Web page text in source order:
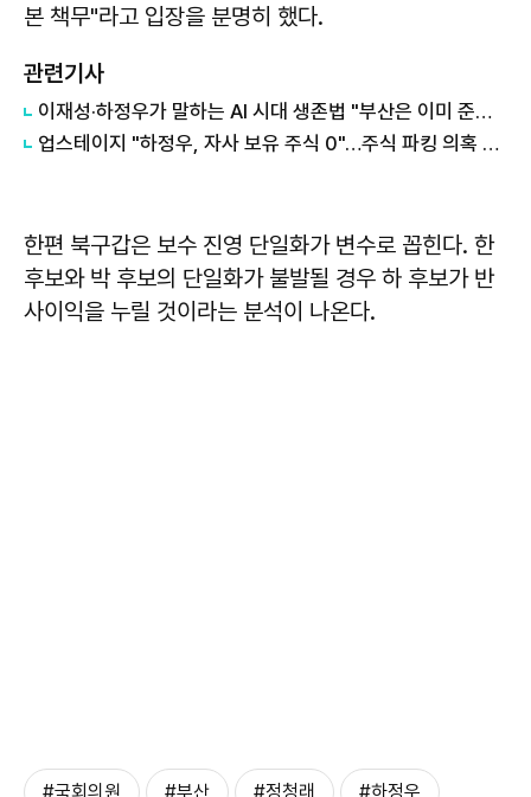
본 책무"라고 입장을 분명히 했다.
관련기사
이재성·하정우가 말하는 AI 시대 생존법 "부산은 이미 준비된 무기 있다"
업스테이지 "하정우, 자사 보유 주식 0"…주식 파킹 의혹 선 그어
한편 북구갑은 보수 진영 단일화가 변수로 꼽힌다. 한
후보와 박 후보의 단일화가 불발될 경우 하 후보가 반
사이익을 누릴 것이라는 분석이 나온다.
#국회의원 #부산 #정청래 #하정우